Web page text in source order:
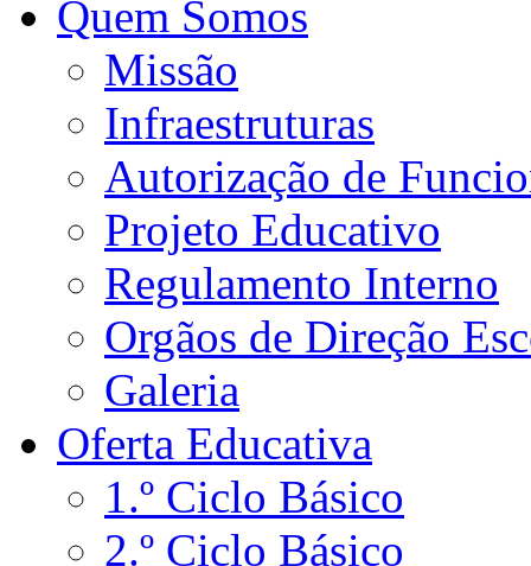
Quem Somos
Missão
Infraestruturas
Autorização de
Projeto Educativo
Regulamento Interno
Orgãos de Direção
Galeria
Oferta Educativa
1.º Ciclo Básico
2.º Ciclo Básico